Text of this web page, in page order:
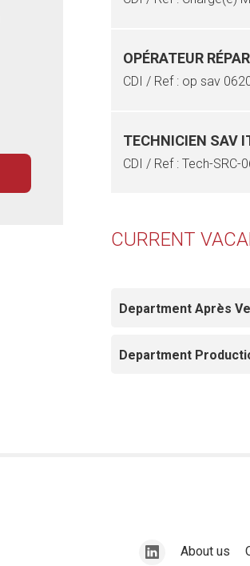
OPÉRATEUR
CDI / Ref : op sav
TECHNICIEN SAV
CDI / Ref : Tech-SRC-
CURRENT
Department Après
Department
About us